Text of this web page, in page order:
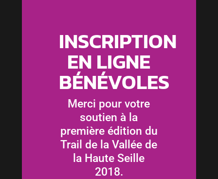
INSCRIPTION
EN LIGNE
BÉNÉVOLES
Merci pour votre
soutien à la
première édition du
Trail de la Vallée de
la Haute Seille
2018.